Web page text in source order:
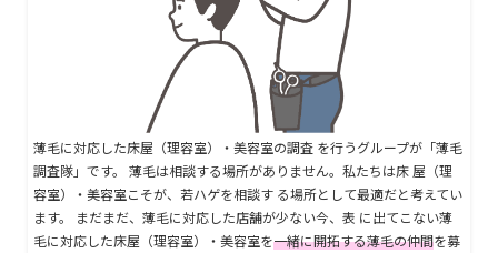
薄毛に対応した床屋（理容室）・美容室の調査 を行うグループが「薄毛
調査隊」です。 薄毛は相談する場所がありません。私たちは床 屋（理
容室）・美容室こそが、若ハゲを相談す る場所として最適だと考えてい
ます。 まだまだ、薄毛に対応した店舗が少ない今、表 に出てこない薄
毛に対応した床屋（理容室）・美容室を一緒に開拓する薄毛の仲間を募